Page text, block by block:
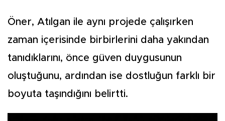
Öner, Atılgan ile aynı projede çalışırken
zaman içerisinde birbirlerini daha yakından
tanıdıklarını, önce güven duygusunun
oluştuğunu, ardından ise dostluğun farklı bir
boyuta taşındığını belirtti.